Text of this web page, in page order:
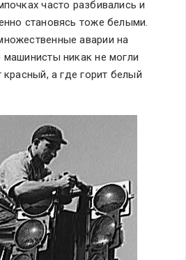
часто разбивались и
становясь тоже белыми.
аварии на
никак не могли
красный, а где горит белый